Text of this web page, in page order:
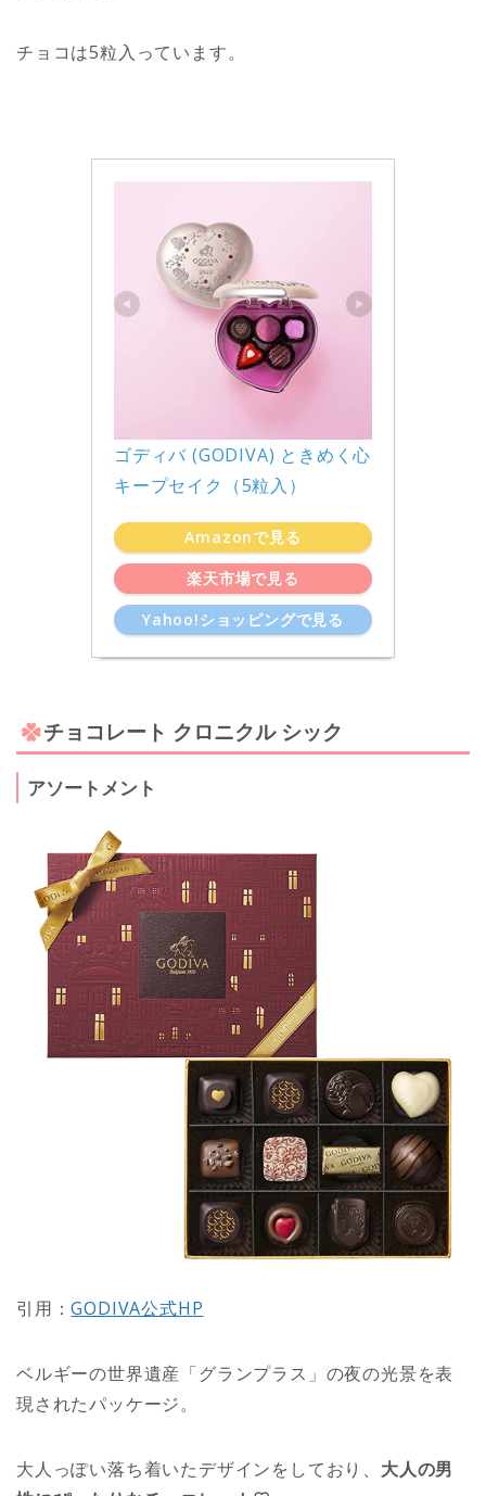
チョコは5粒入っています。
ゴディバ (GODIVA) ときめく心
キープセイク（5粒入）
Amazonで見る
楽天市場で見る
Yahoo!ショッピングで見る
チョコレート クロニクル シック
アソートメント
引用：GODIVA公式HP
ベルギーの世界遺産「グランプラス」の夜の光景を表
現されたパッケージ。
大人っぽい落ち着いたデザインをしており、 大人の男